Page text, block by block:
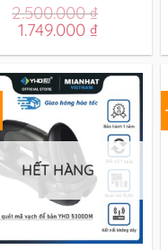
2.500.000₫
Giá
là:
2.500.000 ₫.
1.749.000 ₫Giá
tại
là:
1.749.000
HẾT HÀNG